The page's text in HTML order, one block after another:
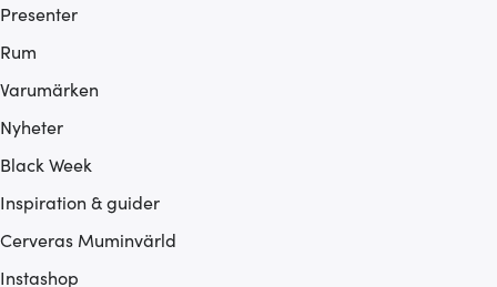
Presenter
Rum
Varumärken
Nyheter
Black Week
Inspiration & guider
Cerveras Muminvärld
Instashop